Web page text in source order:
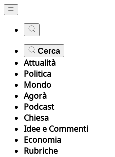
Cerca
Attualità
Politica
Mondo
Agorà
Podcast
Chiesa
Idee e Commenti
Economia
Rubriche